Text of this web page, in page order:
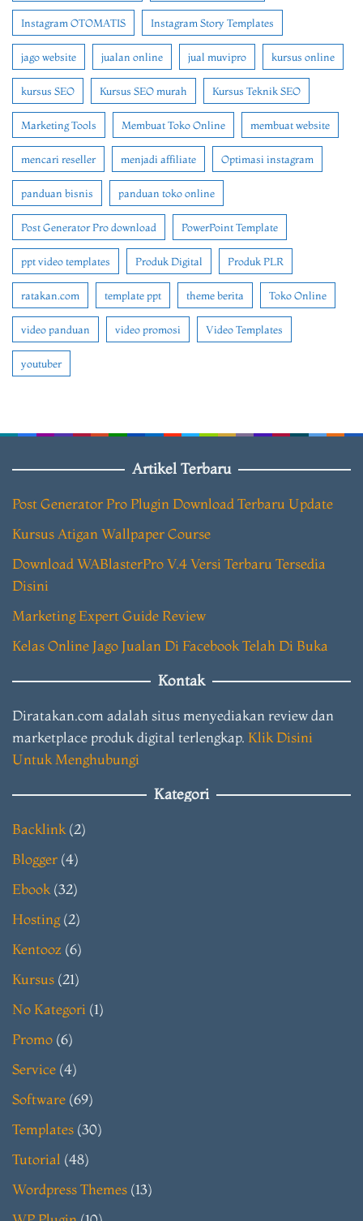
Instagram OTOMATIS Instagram Story Templates
jago website jualan online jual muvipro kursus online
kursus SEO Kursus SEO murah Kursus Teknik SEO
Marketing Tools Membuat Toko Online membuat website
mencari reseller menjadi affiliate Optimasi instagram
panduan bisnis panduan toko online
Post Generator Pro download PowerPoint Template
ppt video templates Produk Digital Produk PLR
ratakan.com template ppt theme berita Toko Online
video panduan video promosi Video Templates
youtuber
Artikel Terbaru
Post Generator Pro Plugin Download Terbaru Update
Kursus Atigan Wallpaper Course
Download WABlasterPro V.4 Versi Terbaru Tersedia
Disini
Marketing Expert Guide Review
Kelas Online Jago Jualan Di Facebook Telah Di Buka
Kontak
Diratakan.com adalah situs menyediakan review dan
marketplace produk digital terlengkap. Klik Disini
Untuk Menghubungi
Kategori
Backlink (2)
Blogger (4)
Ebook (32)
Hosting(2)
Kentooz (6)
Kursus (21)
No Kategori (1)
Promo (6)
Service (4)
Software (69)
Templates (30)
Tutorial (48)
Wordpress Themes (13)